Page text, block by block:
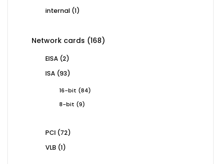
internal 11
Network cards 168168
EISA 22
ISA 9393
16-bit 8484
8-bit
99
PCI 7272
VLB 11